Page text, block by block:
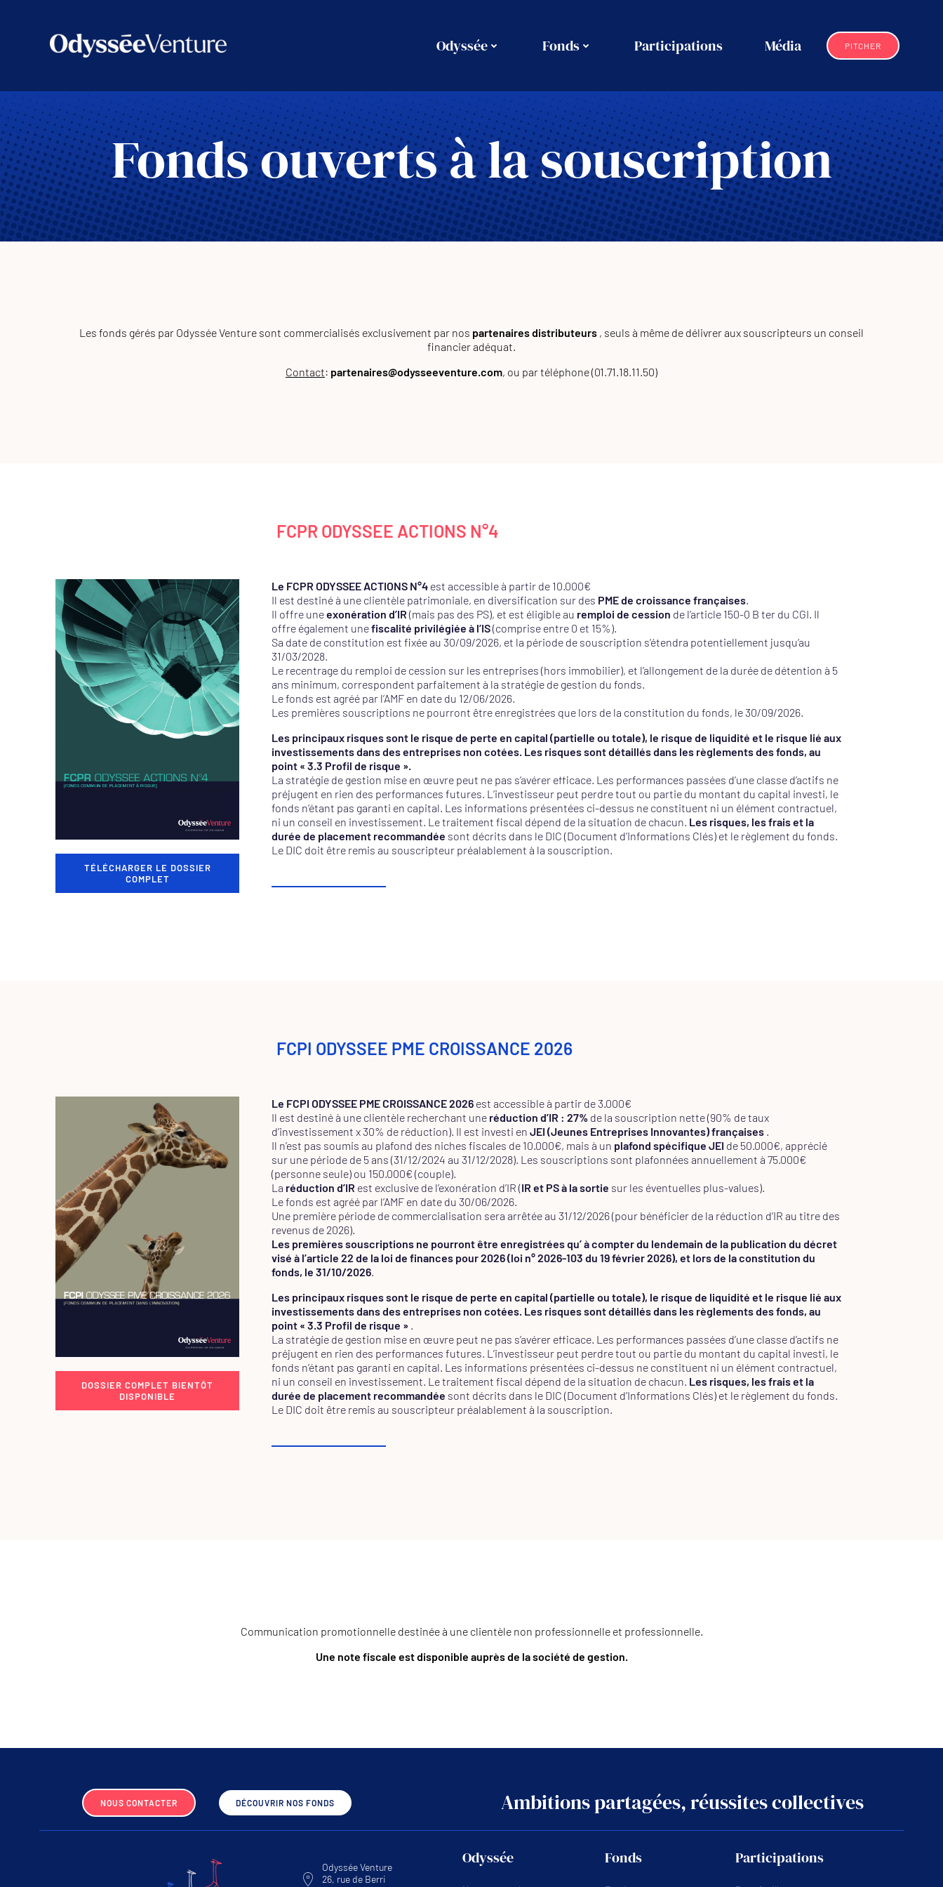
Odyssée Fonds Participations Média PITCHER
Fonds ouverts à la souscription
Les fonds gérés par Odyssée Venture sont commercialisés exclusivement par nos partenaires distributeurs , seuls à même de délivrer aux souscripteurs un conseil
financier adéquat.
Contact: partenaires@odysseeventure.com, ou par téléphone (01.71.18.11.50)
FCPR ODYSSEE ACTIONS N°4
TÉLÉCHARGER LE DOSSIER
COMPLET
Le FCPR ODYSSEE ACTIONS N°4 est accessible à partir de 10.000€
Il est destiné à une clientèle patrimoniale, en diversification sur des PME de croissance françaises.
Il offre uneexonération d’IR (mais pas des PS), et est éligible au remploi de cession de l’article 150-0 B ter du CGI. Il
offre également unefiscalité privilégiée à l’IS(comprise entre 0 et 15%).
Sa date de constitution est fixée au 30/09/2026, et la période de souscription s’étendra potentiellement jusqu’au
31/03/2028.
Le recentrage du remploi de cession sur les entreprises (hors immobilier), et l’allongement de la durée de détention à 5
ans minimum, correspondent parfaitement à la stratégie de gestion du fonds.
Le fonds est agréé par l’AMF en date du 12/06/2026.
Les premières souscriptions ne pourront être enregistrées que lors de la constitution du fonds, le 30/09/2026.
Les principaux risques sont le risque de perte en capital (partielle ou totale), le risque de liquidité et le risque lié aux
investissements dans des entreprises non cotées. Les risques sont détaillés dans les règlements des fonds, au
point « 3.3 Profil de risque ».
La stratégie de gestion mise en œuvre peut ne pas s’avérer efficace. Les performances passées d’une classe d’actifs ne
préjugent en rien des performances futures. L’investisseur peut perdre tout ou partie du montant du capital investi, le
fonds n’étant pas garanti en capital. Les informations présentées ci-dessus ne constituent ni un élément contractuel,
ni un conseil en investissement. Le traitement fiscal dépend de la situation de chacun. Les risques, les frais et la
durée de placement recommandée sont décrits dans le DIC (Document d’Informations Clés) et le règlement du fonds.
Le DIC doit être remis au souscripteur préalablement à la souscription.
FCPI ODYSSEE PME CROISSANCE 2026
DOSSIER COMPLET BIENTÔT
DISPONIBLE
Le FCPI ODYSSEE PME CROISSANCE 2026 est accessible à partir de 3.000€
Il est destiné à une clientèle recherchant une réduction d’IR : 27% de la souscription nette (90% de taux
d’investissement x 30% de réduction). Il est investi en JEI (Jeunes Entreprises Innovantes) françaises .
Il n’est pas soumis au plafond des niches fiscales de 10.000€, mais à un plafond spécifique JEI de 50.000€, apprécié
sur une période de 5 ans (31/12/2024 au 31/12/2028). Les souscriptions sont plafonnées annuellement à 75.000€
(personne seule) ou 150.000€ (couple).
La réduction d’IR est exclusive de l’exonération d’IR (IR et PS à la sortie sur les éventuelles plus-values).
Le fonds est agréé par l’AMF en date du 30/06/2026.
Une première période de commercialisation sera arrêtée au 31/12/2026 (pour bénéficier de la réduction d’IR au titre des
revenus de 2026).
Les premières souscriptions ne pourront être enregistrées qu’ à compter du lendemain de la publication du décret
visé à l’article 22 de la loi de finances pour 2026 (loi n° 2026-103 du 19 février 2026), et lors de la constitution du
fonds, le 31/10/2026.
Les principaux risques sont le risque de perte en capital (partielle ou totale), le risque de liquidité et le risque lié aux
investissements dans des entreprises non cotées. Les risques sont détaillés dans les règlements des fonds, au
point « 3.3 Profil de risque » .
La stratégie de gestion mise en œuvre peut ne pas s’avérer efficace. Les performances passées d’une classe d’actifs ne
préjugent en rien des performances futures. L’investisseur peut perdre tout ou partie du montant du capital investi, le
fonds n’étant pas garanti en capital. Les informations présentées ci-dessus ne constituent ni un élément contractuel,
ni un conseil en investissement. Le traitement fiscal dépend de la situation de chacun. Les risques, les frais et la
durée de placement recommandée sont décrits dans le DIC (Document d’Informations Clés) et le règlement du fonds.
Le DIC doit être remis au souscripteur préalablement à la souscription.
Communication promotionnelle destinée à une clientèle non professionnelle et professionnelle.
Une note fiscale est disponible auprès de la société de gestion.
NOUS CONTACTER DÉCOUVRIR NOS FONDS Ambitions partagées, réussites collectives
Odyssée Venture
26, rue de Berri
Odyssée Fonds Participations